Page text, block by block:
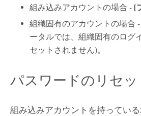
組み込みアカウントの場合 - [
組織固有のアカウントの場合
ータルでは、組織固有のログ
セットされません)。
パスワードのリセッ
組み込みアカウントを持ってい